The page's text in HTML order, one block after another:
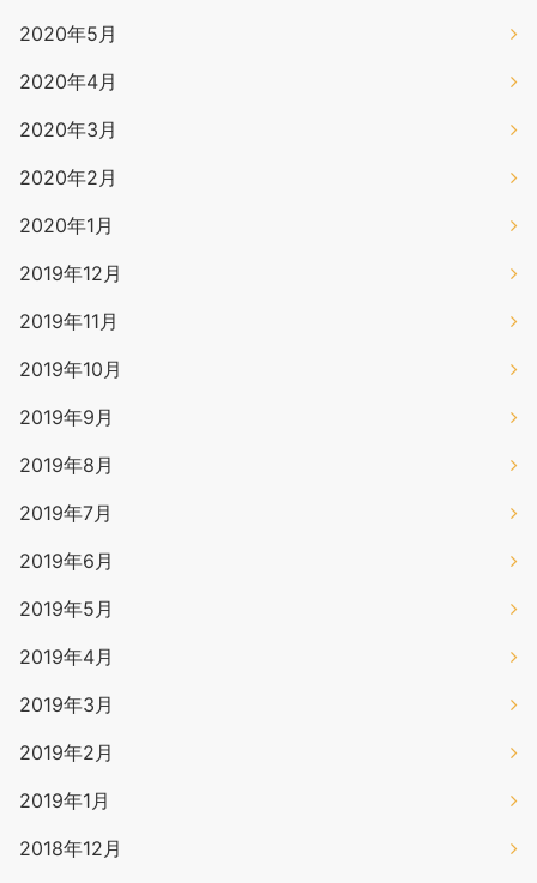
2020年5月
2020年4月
2020年3月
2020年2月
2020年1月
2019年12月
2019年11月
2019年10月
2019年9月
2019年8月
2019年7月
2019年6月
2019年5月
2019年4月
2019年3月
2019年2月
2019年1月
2018年12月